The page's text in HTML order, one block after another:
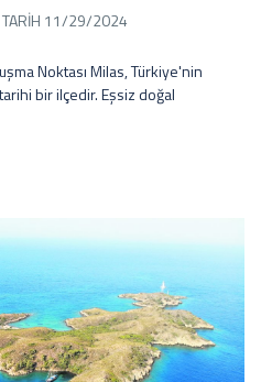
TARİH 11/29/2024
Noktası Milas, Türkiye'nin
bir ilçedir. Eşsiz doğal